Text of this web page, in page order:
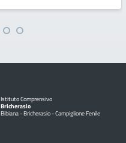
Istituto Comprensivo
Bricherasio
Bibiana - Bricherasio - Campiglione Fenile